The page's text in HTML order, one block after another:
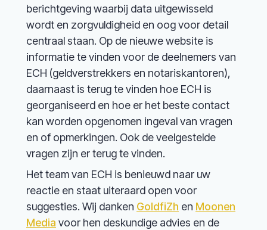
berichtgeving waarbij data uitgewisseld
wordt en zorgvuldigheid en oog voor detail
centraal staan. Op de nieuwe website is
informatie te vinden voor de deelnemers van
ECH (geldverstrekkers en notariskantoren),
daarnaast is terug te vinden hoe ECH is
georganiseerd en hoe er het beste contact
kan worden opgenomen ingeval van vragen
en of opmerkingen. Ook de veelgestelde
vragen zijn er terug te vinden.
Het team van ECH is benieuwd naar uw
reactie en staat uiteraard open voor
suggesties. Wij danken GoldfiZh en Moonen
Media voor hen deskundige advies en de